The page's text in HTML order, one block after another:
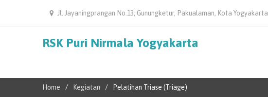
Jl. Jayaningprangan No.13, Gunungketur, Pakualaman, Kota Yogyakarta
RSK Puri Nirmala Yogyakarta
Home Kegiatan Pelatihan Triase (Triage)